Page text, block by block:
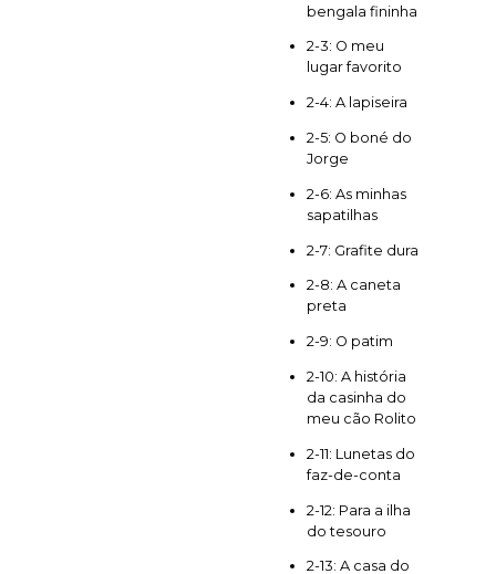
bengala fininha
2-3: O meu
lugar favorito
2-4: A lapiseira
2-5: O boné do
Jorge
2-6: As minhas
sapatilhas
2-7: Grafite dura
2-8: A caneta
preta
2-9: O patim
2-10: A história
da casinha do
meu cão Rolito
2-11: Lunetas do
faz-de-conta
2-12: Para a ilha
do tesouro
2-13: A casa do